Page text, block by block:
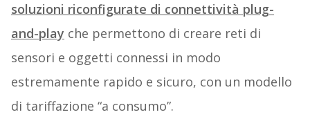
soluzioni riconfigurate di connettività plug-
and-play che permettono di creare reti di
sensori e oggetti connessi in modo
estremamente rapido e sicuro, con un modello
di tariffazione “a consumo”.